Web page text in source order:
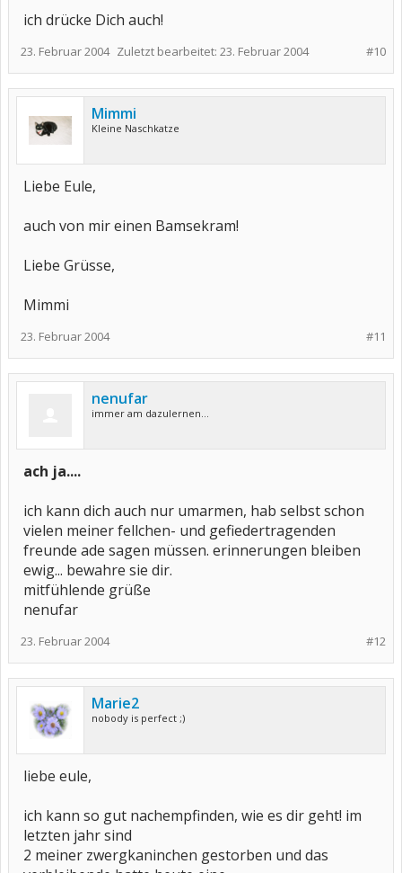
ich drücke Dich auch!
#10
23. Februar 2004 Zuletzt bearbeitet: 23. Februar 2004
Mimmi
Kleine Naschkatze
Liebe Eule,
auch von mir einen Bamsekram!
Liebe Grüsse,
Mimmi
#11
23. Februar 2004
nenufar
immer am dazulernen...
ach ja....
ich kann dich auch nur umarmen, hab selbst schon
vielen meiner fellchen- und gefiedertragenden
freunde ade sagen müssen. erinnerungen bleiben
ewig... bewahre sie dir.
mitfühlende grüße
nenufar
#12
23. Februar 2004
Marie2
nobody is perfect ;)
liebe eule,
ich kann so gut nachempfinden, wie es dir geht! im
letzten jahr sind
2 meiner zwergkaninchen gestorben und das